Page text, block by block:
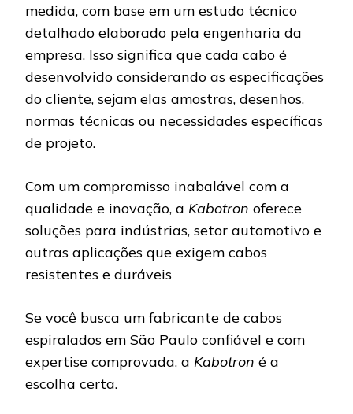
medida, com base em um estudo técnico
detalhado elaborado pela engenharia da
empresa. Isso significa que cada cabo é
desenvolvido considerando as especificações
do cliente, sejam elas amostras, desenhos,
normas técnicas ou necessidades específicas
de projeto.
Com um compromisso inabalável com a
qualidade e inovação, a Kabotron oferece
soluções para indústrias, setor automotivo e
outras aplicações que exigem cabos
resistentes e duráveis
Se você busca um fabricante de cabos
espiralados em São Paulo confiável e com
expertise comprovada, a Kabotron é a
escolha certa.